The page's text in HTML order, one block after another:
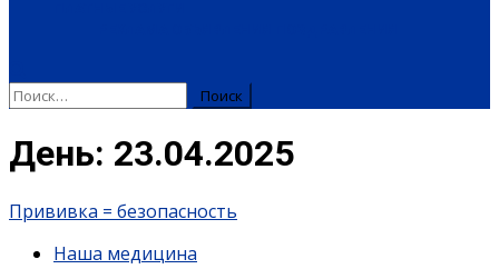
День: 23.04.2025
Прививка = безопасность
Наша медицина